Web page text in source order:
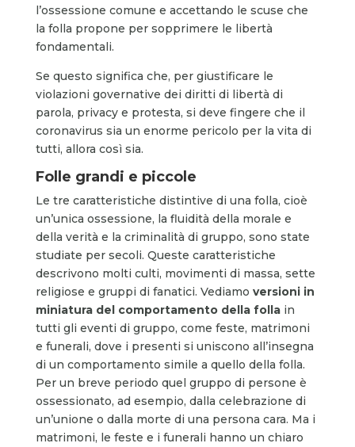
l’ossessione comune e accettando le scuse che
la folla propone per sopprimere le libertà
fondamentali.
Se questo significa che, per giustificare le
violazioni governative dei diritti di libertà di
parola, privacy e protesta, si deve fingere che il
coronavirus sia un enorme pericolo per la vita di
tutti, allora così sia.
Folle grandi e piccole
Le tre caratteristiche distintive di una folla, cioè
un’unica ossessione, la fluidità della morale e
della verità e la criminalità di gruppo, sono state
studiate per secoli. Queste caratteristiche
descrivono molti culti, movimenti di massa, sette
religiose e gruppi di fanatici. Vediamo versioni in
miniatura del comportamento della follain
tutti gli eventi di gruppo, come feste, matrimoni
e funerali, dove i presenti si uniscono all’insegna
di un comportamento simile a quello della folla.
Per un breve periodo quel gruppo di persone è
ossessionato, ad esempio, dalla celebrazione di
un’unione o dalla morte di una persona cara. Ma i
matrimoni, le feste e i funerali hanno un chiaro